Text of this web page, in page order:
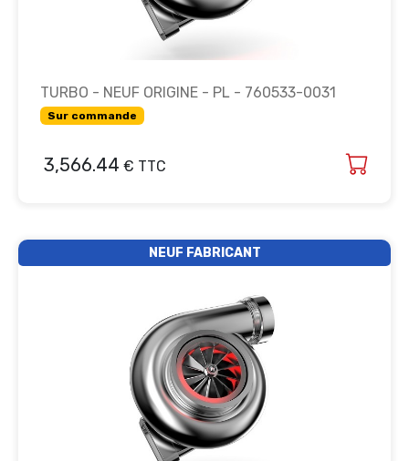
TURBO - NEUF ORIGINE - PL - 760533-0031
Sur commande
3,566.44 € TTC
NEUF FABRICANT